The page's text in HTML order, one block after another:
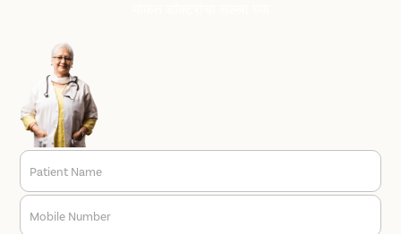
Patient Name
Mobile Number